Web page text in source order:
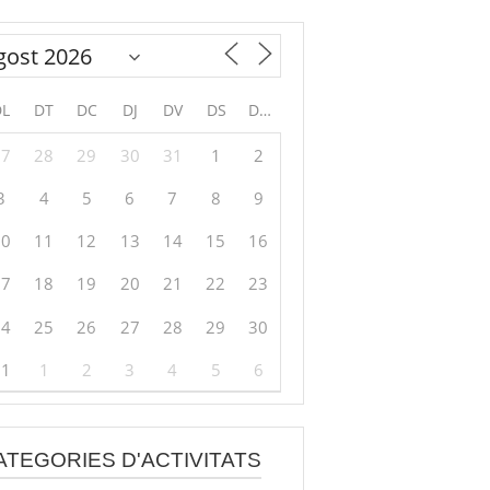
DT DC DJ DV DS DG
28 29 30 31 1
2
4 5 6 7 8
9
11 12 13 14 15
16
18 19 20 21 22
23
25 26 27 28 29
30
1 2 3 4 5 6
D'ACTIVITATS